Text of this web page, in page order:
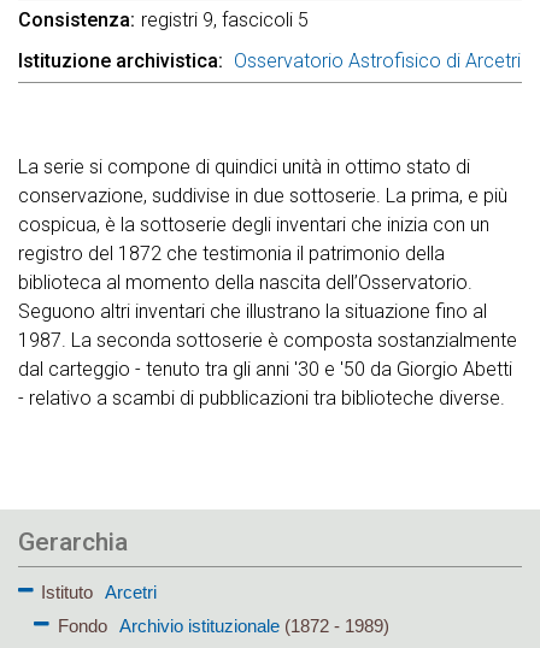
Consistenza registri 9, fascicoli 5
Istituzione archivistica
Osservatorio Astrofisico di Arcetri
La serie si compone di quindici unità in ottimo stato di
conservazione, suddivise in due sottoserie. La prima, e più
cospicua, è la sottoserie degli inventari che inizia con un
registro del 1872 che testimonia il patrimonio della
biblioteca al momento della nascita dell’Osservatorio.
Seguono altri inventari che illustrano la situazione fino al
1987. La seconda sottoserie è composta sostanzialmente
dal carteggio - tenuto tra gli anni '30 e '50 da Giorgio Abetti
- relativo a scambi di pubblicazioni tra biblioteche diverse.
Gerarchia
Istituto
Arcetri
Fondo
Archivio istituzionale(1872 - 1989)